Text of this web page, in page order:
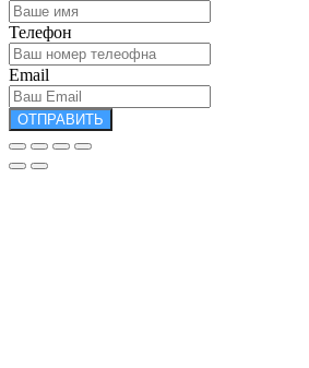
Телефон
Email
ОТПРАВИТЬ